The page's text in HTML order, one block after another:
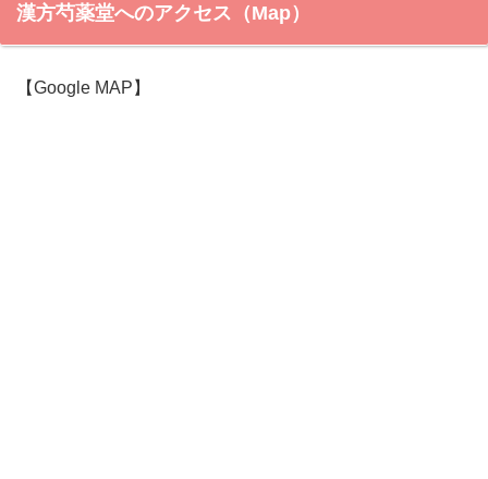
アクセス
漢方芍薬堂へのアクセス（Map）
【Google MAP】